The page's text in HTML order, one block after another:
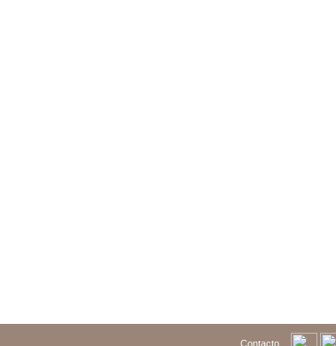
Contacto